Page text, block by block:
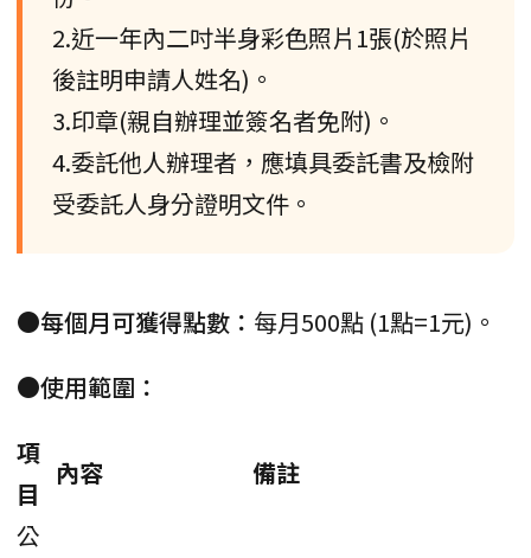
2.近一年內二吋半身彩色照片1張(於照片
後註明申請人姓名)。
3.印章(親自辦理並簽名者免附)。
4.委託他人辦理者，應填具委託書及檢附
受委託人身分證明文件。
●每個月可獲得點數： 每月500點 (1點=1元)。
●使用範圍：
項
目
內容
備註
公